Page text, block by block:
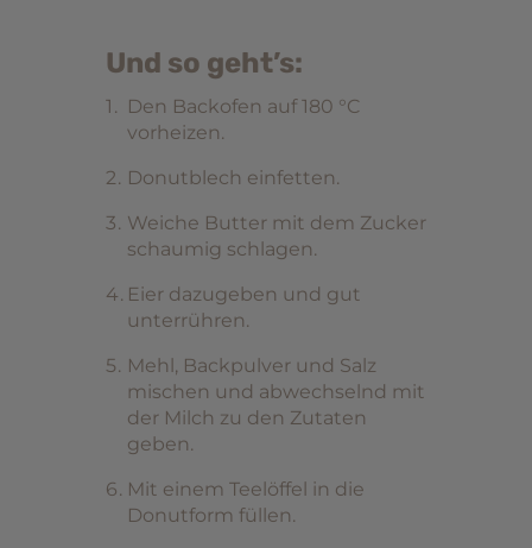
Und so geht’s:
Den Backofen auf 180 °C
vorheizen.
Donutblech einfetten.
Weiche Butter mit dem Zucker
schaumig schlagen.
Eier dazugeben und gut
unterrühren.
Mehl, Backpulver und Salz
mischen und abwechselnd mit
der Milch zu den Zutaten
geben.
Mit einem Teelöffel in die
Donutform füllen.